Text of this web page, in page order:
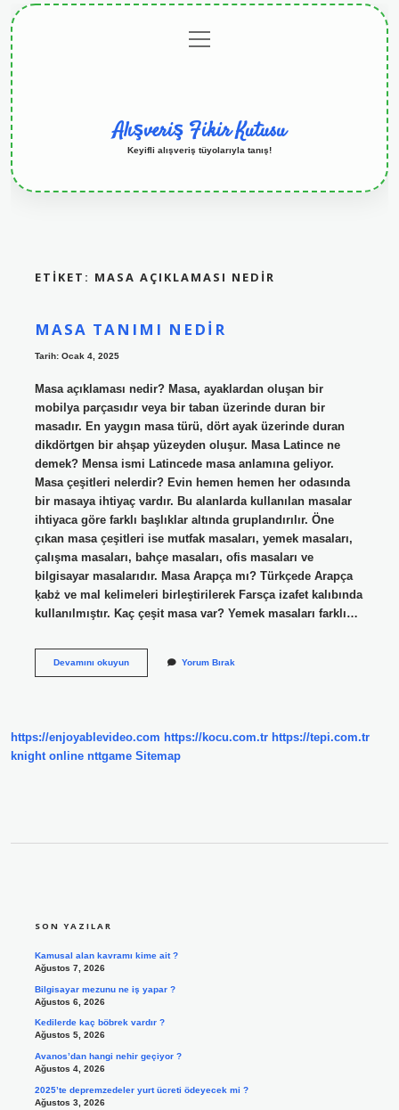
menüyü
aç
Alışveriş Fikir Kutusu
Keyifli alışveriş tüyolarıyla tanış!
ETIKET: MASA AÇIKLAMASI NEDIR
MASA TANIMI NEDIR
Tarih: Ocak 4, 2025
Masa açıklaması nedir? Masa, ayaklardan oluşan bir
mobilya parçasıdır veya bir taban üzerinde duran bir
masadır. En yaygın masa türü, dört ayak üzerinde duran
dikdörtgen bir ahşap yüzeyden oluşur. Masa Latince ne
demek? Mensa ismi Latincede masa anlamına geliyor.
Masa çeşitleri nelerdir? Evin hemen hemen her odasında
bir masaya ihtiyaç vardır. Bu alanlarda kullanılan masalar
ihtiyaca göre farklı başlıklar altında gruplandırılır. Öne
çıkan masa çeşitleri ise mutfak masaları, yemek masaları,
çalışma masaları, bahçe masaları, ofis masaları ve
bilgisayar masalarıdır. Masa Arapça mı? Türkçede Arapça
ḳabż ve mal kelimeleri birleştirilerek Farsça izafet kalıbında
kullanılmıştır. Kaç çeşit masa var? Yemek masaları farklı…
Devamını okuyunMasa
Yorum Bırak
https://enjoyablevideo.com https://kocu.com.tr https://tepi.com.tr
knight online nttgame Sitemap
SON YAZILAR
Kamusal alan kavramı kime ait ?
Ağustos 7, 2026
Bilgisayar mezunu ne iş yapar ?
Ağustos 6, 2026
Kedilerde kaç böbrek vardır ?
Ağustos 5, 2026
Avanos’dan hangi nehir geçiyor ?
Ağustos 4, 2026
2025’te depremzedeler yurt ücreti ödeyecek mi ?
Ağustos 3, 2026